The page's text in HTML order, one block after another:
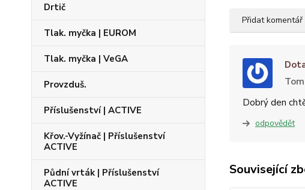
Drtič
Tlak. myčka | EUROM
Tlak. myčka | VeGA
Provzduš.
Příslušenství | ACTIVE
Křov.-Vyžínač | Příslušenství
ACTIVE
Půdní vrták | Příslušenství
ACTIVE
Přidat komentář
Dobrý den
odpovědět
Související